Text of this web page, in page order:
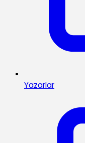
Yazarlar